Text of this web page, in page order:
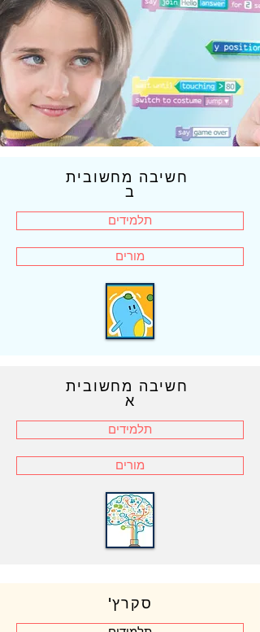
חשיבה מחשובית
ב
תלמידים
מורים
חשיבה מחשובית
א
תלמידים
מורים
סקרץ'